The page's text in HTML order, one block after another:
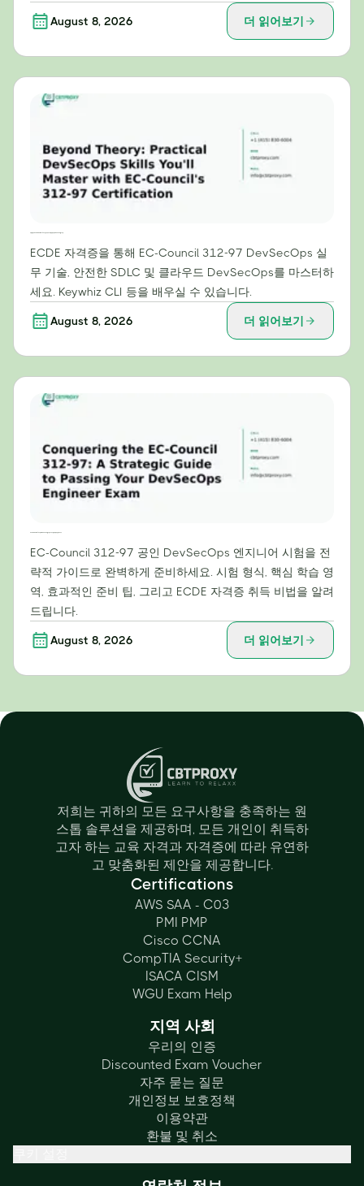
August 8, 2026 더 읽어보기
ECDE 자격증을 통해 EC-Council 312-97 DevSecOps 실
무 기술, 안전한 SDLC 및 클라우드 DevSecOps를 마스터하
세요. Keywhiz CLI 등을 배우실 수 있습니다.
August 8, 2026 더 읽어보기
EC-Council 312-97 공인 DevSecOps 엔지니어 시험을 전
략적 가이드로 완벽하게 준비하세요. 시험 형식, 핵심 학습 영
역, 효과적인 준비 팁, 그리고 ECDE 자격증 취득 비법을 알려
드립니다.
August 8, 2026 더 읽어보기
저희는 귀하의 모든 요구사항을 충족하는 원
스톱 솔루션을 제공하며, 모든 개인이 취득하
고자 하는 교육 자격과 자격증에 따라 유연하
고 맞춤화된 제안을 제공합니다.
Certifications
AWS SAA - C03
PMI PMP
Cisco CCNA
CompTIA Security+
ISACA CISM
WGU Exam Help
지역 사회
우리의 인증
Discounted Exam Voucher
자주 묻는 질문
개인정보 보호정책
이용약관
환불 및 취소